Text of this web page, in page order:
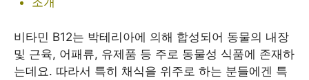
비타민 B12는 박테리아에 의해 합성되어 동물의 내장
및 근육, 어패류, 유제품 등 주로 동물성 식품에 존재하
는데요. 따라서 특히 채식을 위주로 하는 분들에겐 특